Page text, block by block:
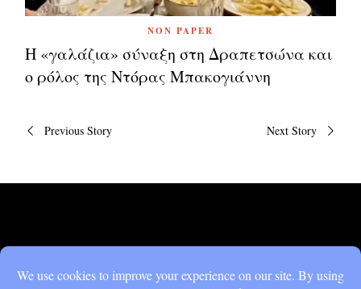
NON PAPER
Η «γαλάζια» σύναξη στη Δραπετσώνα και
ο ρόλος της Ντόρας Μπακογιάννη
Πλοήγηση
Previous Story Next Story
Η «γαλάζια» σύναξη